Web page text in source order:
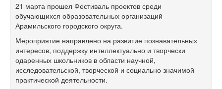
21 марта прошел Фестиваль проектов среди
обучающихся образовательных организаций
Арамильского городского округа.
Мероприятие направлено на развитие познавательных
интересов, поддержку интеллектуально и творчески
одаренных школьников в области научной,
исследовательской, творческой и социально значимой
практической деятельности.